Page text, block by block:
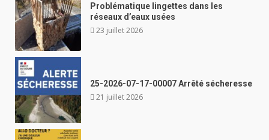
Problématique lingettes dans les
réseaux d’eaux usées
23 juillet 2026
25-2026-07-17-00007 Arrêté sécheresse
21 juillet 2026